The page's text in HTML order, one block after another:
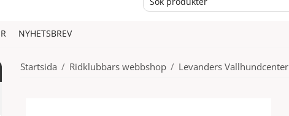
NYHETSBREV
Startsida / Ridklubbars webbshop / Levanders Vallhundcenter